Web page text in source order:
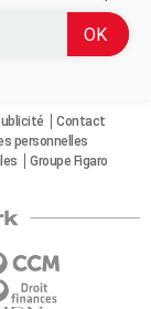
Contact
personnelles
Groupe Figaro